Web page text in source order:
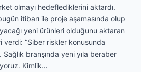
olmayı hedeflediklerini aktardı.
itibarı ile proje aşamasında olup
yeni ürünleri olduğunu aktaran
verdi: “Siber riskler konusunda
Sağlık branşında yeni yıla beraber
Kimlik…